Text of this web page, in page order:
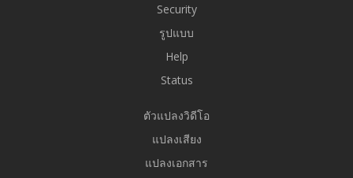
Security
รูปแบบ
Help
Status
ตัวแปลงวิดีโอ
แปลงเสียง
แปลงเอกสาร